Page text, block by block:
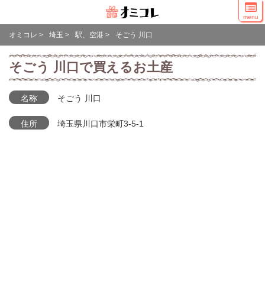
menu
オミコレ > 埼玉 > 駅、空港 > そごう 川口
そごう 川口で買えるお土産
名称 そごう 川口
住所 埼玉県川口市栄町3-5-1